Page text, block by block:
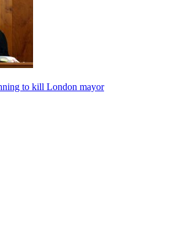
to kill London mayor